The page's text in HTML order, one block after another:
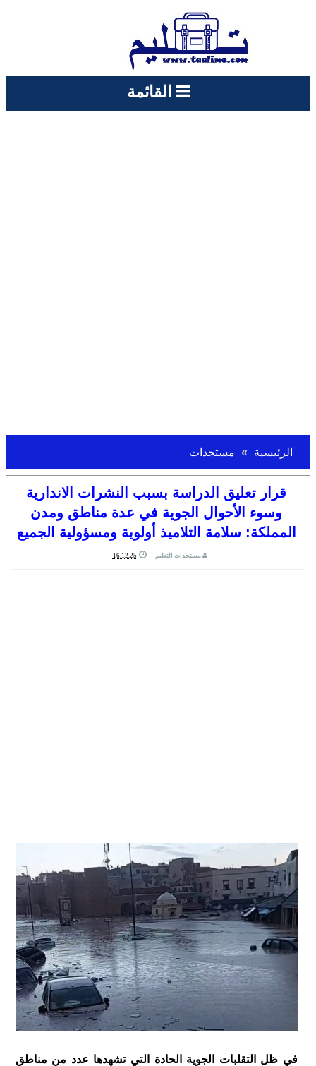
القائمة
الرئيسية مستجدات
قرار تعليق الدراسة بسبب النشرات الاندارية
وسوء الأحوال الجوية في عدة مناطق ومدن
المملكة: سلامة التلاميذ أولوية ومسؤولية الجميع
مستجدات التعليم 16.12.25
في ظل التقلبات الجوية الحادة التي تشهدها عدد من مناطق